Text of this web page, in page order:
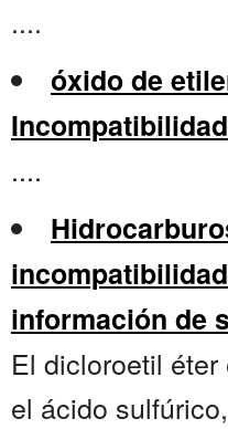
....
óxido de
....
información de
El dicloroetil
el ácido